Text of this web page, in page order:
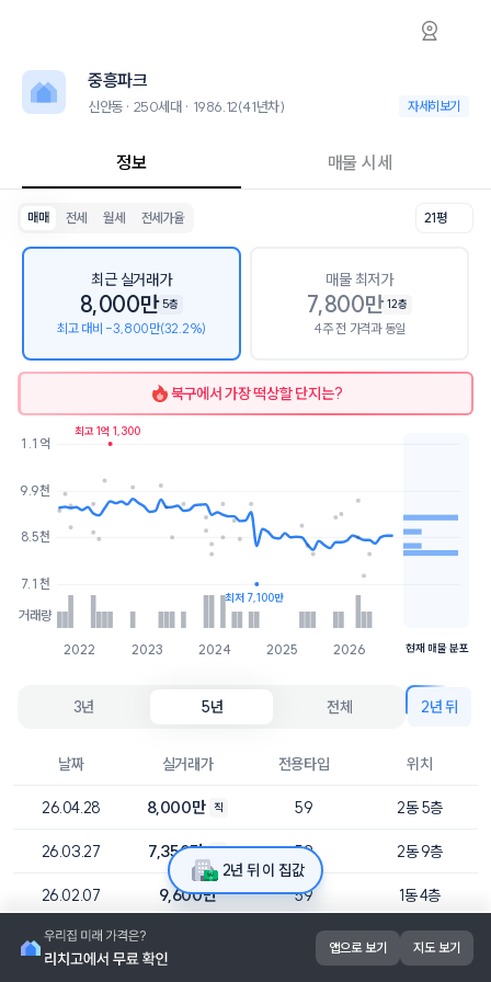
신안동 중흥파크 아파트 시세·실거래가·2년뒤
중흥파크는 신안동에 위치한 250세대 아파트로, 1986.12 입주한 41년
2026년 8월 8일 기준 21평형의 매매 시세는 8.5천, 전세는 7.5천입니
인근 학군으로는 광주용봉초등학교, 전남대학교사범대학부설고등학교
최고 13층, 용적률 295%, 건폐율 29%의 단지입니다.
중흥파크
신안동 · 250세대 · 1986.12(41년차) 신안동 · 250세
자세히보기
정보 매물 시세
매매 전세 월세 전세가율 21평
최근 실거래가
8,000만 5층
최고 대비 -3,800만(32.2%)
매물 최저가
7,800만 12층
4주 전 가격과 동일
북구에서 가장 떡상할 단지는?
2022 2023 2024 2025 2026
거래량
7.1천
8.5천
9.9천
1.1억
최고 1억 1,300
최저 7,100만
8천
3개
현재 매물 분포
3년 5년 전체 2년 뒤
날짜 실거래가 전용타입 위치
26.04.28 8,000만 직 59 2동 5층
26.03.27 7,350만 직 59 2동 9층
26.02.07 9,600만 59 1동 4층
26.02.06 1동 10층
2년 뒤 이 집값
앱으로 보기 지도 보기